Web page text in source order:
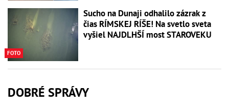
FOTO
Sucho na Dunaji odhalilo zázrak z
čias RÍMSKEJ RÍŠE! Na svetlo sveta
vyšiel NAJDLHŠÍ most STAROVEKU
DOBRÉ SPRÁVY